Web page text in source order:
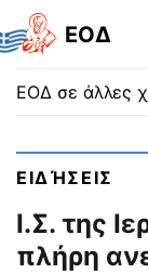
EOΔ
ΕΟΔ σε άλλες
ΕΙΔΉΣΕΙΣ
Ι.Σ. της
πλήρη